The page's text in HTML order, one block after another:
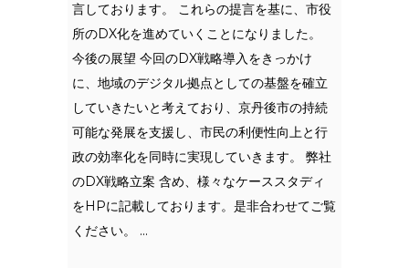
言しております。 これらの提言を基に、市役
所のDX化を進めていくことになりました。
今後の展望 今回のDX戦略導入をきっかけ
に、地域のデジタル拠点としての基盤を確立
していきたいと考えており、京丹後市の持続
可能な発展を支援し、市民の利便性向上と行
政の効率化を同時に実現していきます。 弊社
のDX戦略立案 含め、様々なケーススタディ
をHPに記載しております。是非合わせてご覧
ください。